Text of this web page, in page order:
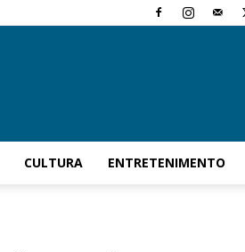
CULTURA ENTRETENIMENTO